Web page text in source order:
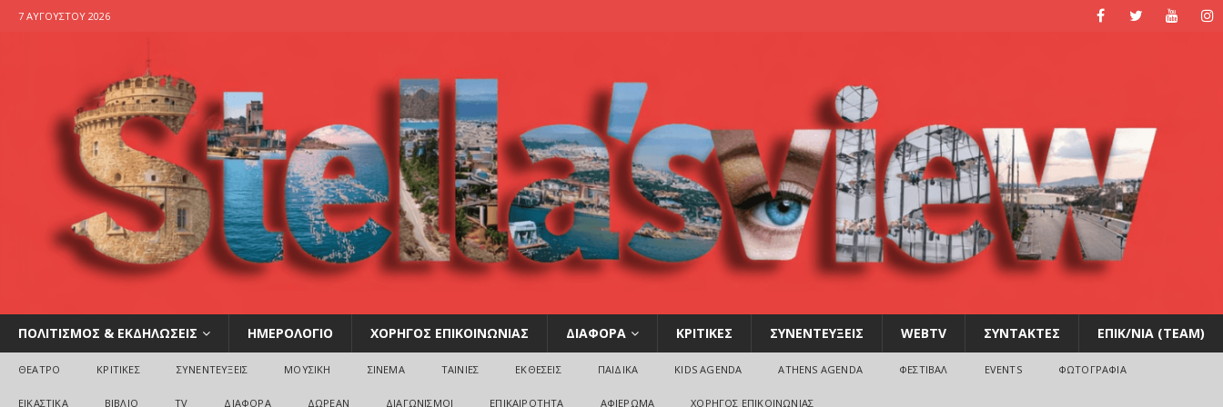
7 ΑΥΓΟΎΣΤΟΥ 2026
ΠΟΛΙΤΙΣΜΟΣ & ΕΚΔΗΛΩΣΕΙΣ ΗΜΕΡΟΛΟΓΙΟ ΧΟΡΗΓΟΣ ΕΠΙΚΟΙΝΩΝΙΑΣ ΔΙΑΦΟΡΑ ΚΡΙΤΙΚΕΣ ΣΥΝΕΝΤΕΥΞΕΙΣ WEBTV ΣΥΝΤΑΚΤΕΣ ΕΠΙΚ/ΝΙΑ (TEAM)
ΘΕΑΤΡΟ ΚΡΙΤΙΚΕΣ ΣΥΝΕΝΤΕΥΞΕΙΣ ΜΟΥΣΙΚΗ ΣΙΝΕΜΑ ΤΑΙΝΙΕΣ ΕΚΘΕΣΕΙΣ ΠΑΙΔΙΚΑ KIDS AGENDA ATHENS AGENDA ΦΕΣΤΙΒΑΛ EVENTS ΦΩΤΟΓΡΑΦΙΑ
ΕΙΚΑΣΤΙΚΑ ΒΙΒΛΙΟ TV ΔΙΑΦΟΡΑ ΔΩΡΕΑΝ ΔΙΑΓΩΝΙΣΜΟΙ ΕΠΙΚΑΙΡΟΤΗΤΑ ΑΦΙΕΡΩΜΑ ΧΟΡΗΓΟΣ ΕΠΙΚΟΙΝΩΝΙΑΣ